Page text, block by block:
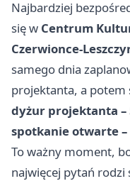
Najbardziej
się w Centrum
Czerwionce-
samego dnia
projektanta, a
dyżur projektanta –
spotkanie otwarte –
To ważny moment,
najwięcej pytań rodzi